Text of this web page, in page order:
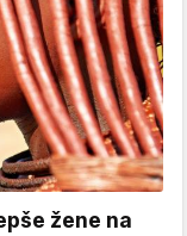
žene na